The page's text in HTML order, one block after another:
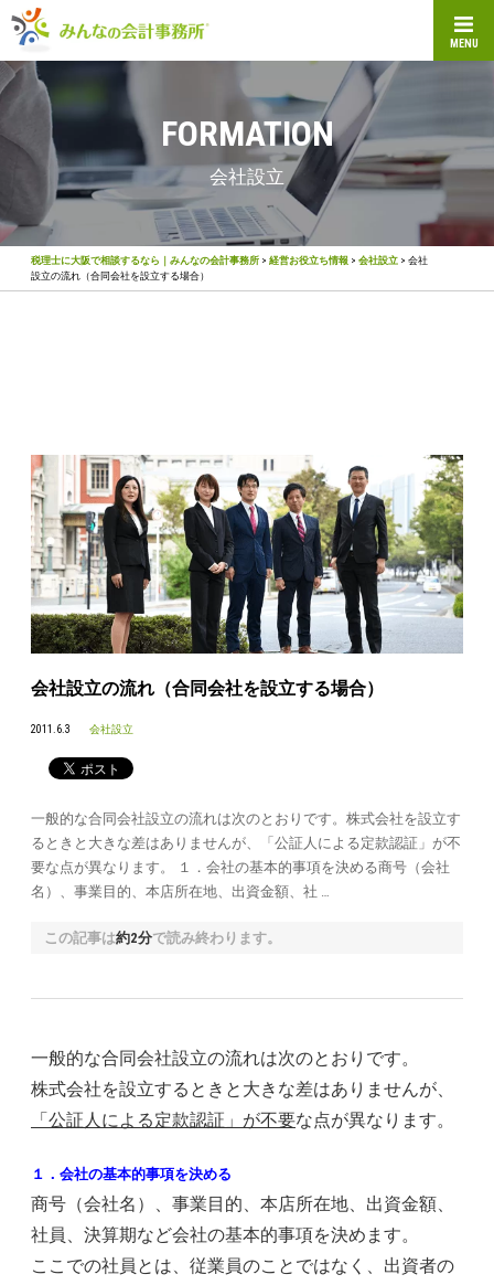
MENU
FORMATION
会社設立
税理士に大阪で相談するなら｜みんなの会計事務所 > 経営お役立ち情報 > 会社設立 > 会社
設立の流れ（合同会社を設立する場合）
会社設立の流れ（合同会社を設立する場合）
2011.6.3 会社設立
一般的な合同会社設立の流れは次のとおりです。株式会社を設立す
るときと大きな差はありませんが、「公証人による定款認証」が不
要な点が異なります。 １．会社の基本的事項を決める商号（会社
名）、事業目的、本店所在地、出資金額、社 …
この記事は約2分で読み終わります。
一般的な合同会社設立の流れは次のとおりです。
株式会社を設立するときと大きな差はありませんが、
「公証人による定款認証」が不要な点が異なります。
１．会社の基本的事項を決める
商号（会社名）、事業目的、本店所在地、出資金額、
社員、決算期など会社の基本的事項を決めます。
ここでの社員とは、従業員のことではなく、出資者の